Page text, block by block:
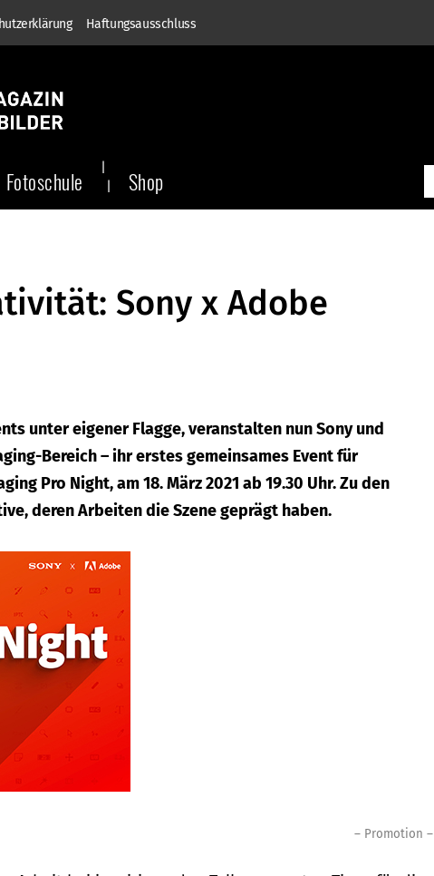
Haftungsausschluss
Fotoschule Shop
Sony x Adobe
unter eigener Flagge, veranstalten nun Sony und
Bereich – ihr erstes gemeinsames Event für
Pro Night, am 18. März 2021 ab 19.30 Uhr. Zu den
deren Arbeiten die Szene geprägt haben.
– Promotion –